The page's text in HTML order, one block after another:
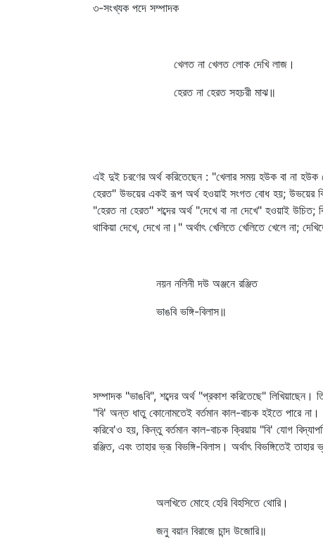
৩-সংখ্যক পদে সম্পাদক
খেলত না খেলত লোক দেখি লাজ।
হেরত না হেরত সহচরী মাঝ॥
এই দুই চরণের অর্থ করিতেছেন : "খেলার সময় হউক বা না হউক
হেরত" উভয়ের একই রূপ অর্থ হওয়াই সংগত বোধ হয়; উভয়ের
"হেরত না হেরত" শব্দের অর্থ "দেখে বা না দেখে" হওয়াই
থাকিয়া দেখে, দেখে না।" অর্থাৎ খেলিতে খেলিতে খেলে না;
নয়ন নলিনী দউ অঞ্জনে রঞ্জিত
ভাঙবি ভঙ্গি-বিলাস॥
সম্পাদক "ভাঙবি", শব্দের অর্থ "প্রকাশ করিতেছে"
"বি' অন্ত ধাতু কোনোমতেই বর্তমান কাল-বাচক হইতে পারে না।
করিবে'ও হয়, কিন্তু বর্তমান কাল-বাচক ক্রিয়ায় "বি' যোগ
রঞ্জিত, এবং তাহার ভ্রূ বিভঙ্গি-বিলাস। অর্থাৎ বিভঙ্গিতেই
অলখিতে মোহে হেরি বিহসিতে থোরি।
জনু বয়ান বিরাজে চান্দ উজোরি॥